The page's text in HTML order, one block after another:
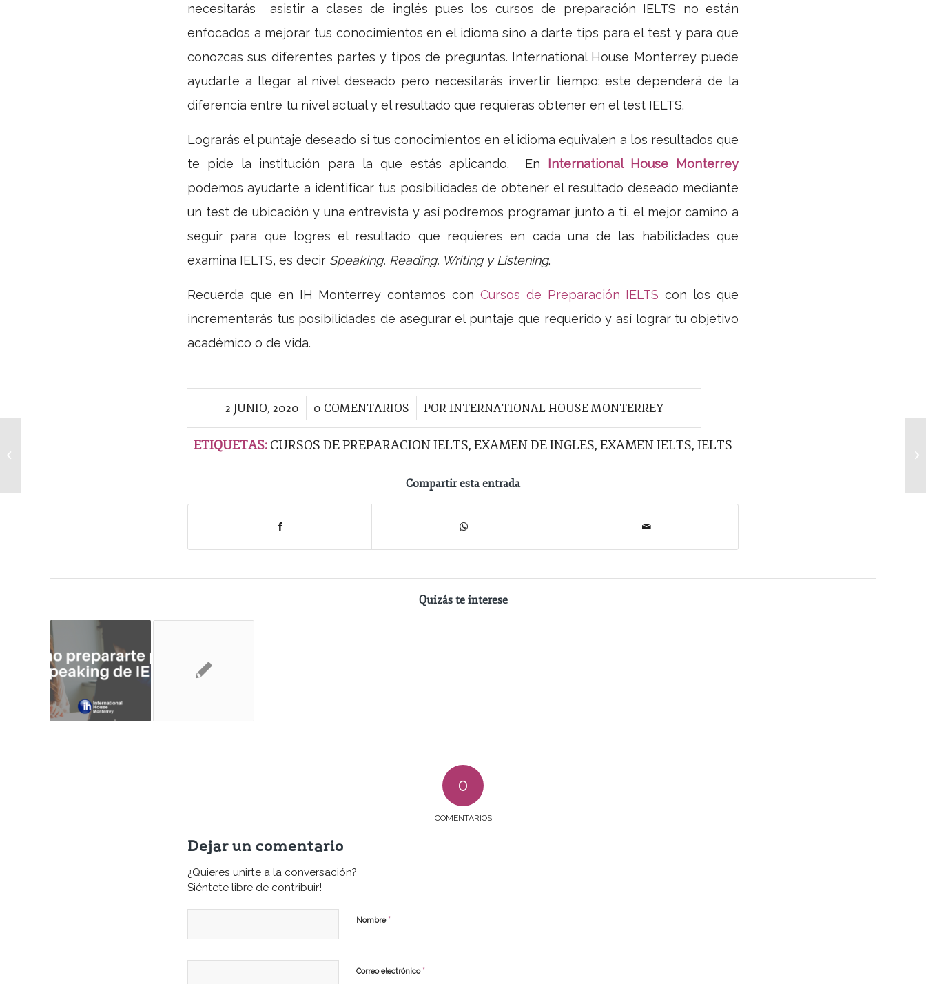
necesitarás asistir a clases de inglés pues los cursos de preparación IELTS no están
enfocados a mejorar tus conocimientos en el idioma sino a darte tips para el test y para que
conozcas sus diferentes partes y tipos de preguntas. International House Monterrey puede
ayudarte a llegar al nivel deseado pero necesitarás invertir tiempo; este dependerá de la
diferencia entre tu nivel actual y el resultado que requieras obtener en el test IELTS.
Lograrás el puntaje deseado si tus conocimientos en el idioma equivalen a los resultados que
te pide la institución para la que estás aplicando. En
International House Monterrey
podemos ayudarte a identificar tus posibilidades de obtener el resultado deseado mediante
un test de ubicación y una entrevista y así podremos programar junto a ti, el mejor camino a
seguir para que logres el resultado que requieres en cada una de las habilidades que
examina IELTS, es decir Speaking, Reading, Writing y Listening.
Recuerda que en IH Monterrey contamos con Cursos de Preparación IELTS con los que
incrementarás tus posibilidades de asegurar el puntaje que requerido y así lograr tu objetivo
académico o de vida.
2 JUNIO, 2020
/ 0 COMENTARIOS
/ PORINTERNATIONAL HOUSE MONTERREY
ETIQUETAS: CURSOS DE PREPARACION IELTS, EXAMEN DE INGLES, EXAMEN IELTS, IELTS
Compartir esta entrada
Quizás te interese
0
COMENTARIOS
Dejar un comentario
¿Quieres unirte a la conversación?
Siéntete libre de contribuir!
Nombre *
Correo electrónico *